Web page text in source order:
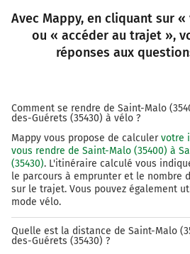
sur 600 mètres
Prendre à gauche la piste
Libres et continuer sur 10
9,1 km
9,1 km
9,3 km
Avec Mappy, en cliquant sur
ou « accéder au trajet »,
réponses aux
Comment se rendre de Saint-Malo
des-Guérets (35430) à vélo ?
Mappy vous propose de calculervotre
vous rendre de Saint-Malo (35400) à
(35430). L'itinéraire calculé vous
le parcours à emprunter et le nombre
sur le trajet. Vous pouvez également
mode vélo.
Quelle est la distance de Saint-Malo
des-Guérets (35430) ?